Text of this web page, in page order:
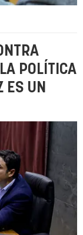
POLÍTICA
ES UN